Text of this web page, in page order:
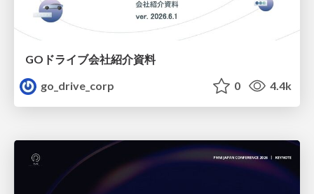
GOドライブ会社紹介資料
go_drive_corp
0 4.4k